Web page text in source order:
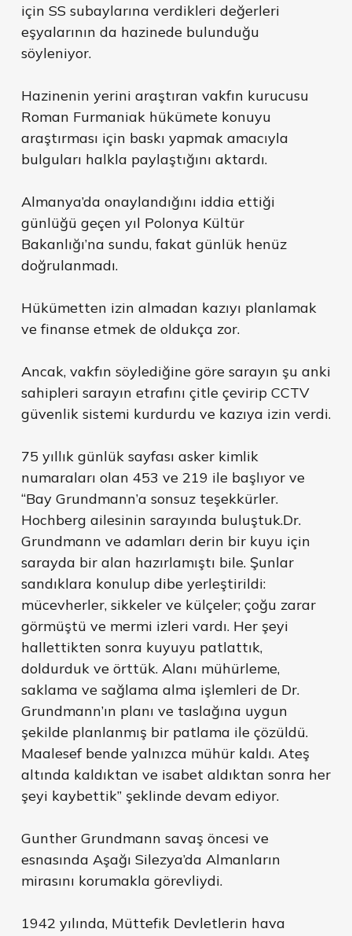
için SS subaylarına verdikleri değerleri
eşyalarının da hazinede bulunduğu
söyleniyor.
Hazinenin yerini araştıran vakfın kurucusu
Roman Furmaniak hükümete konuyu
araştırması için baskı yapmak amacıyla
bulguları halkla paylaştığını aktardı.
Almanya’da onaylandığını iddia ettiği
günlüğü geçen yıl Polonya Kültür
Bakanlığı’na sundu, fakat günlük henüz
doğrulanmadı.
Hükümetten izin almadan kazıyı planlamak
ve finanse etmek de oldukça zor.
Ancak, vakfın söylediğine göre sarayın şu anki
sahipleri sarayın etrafını çitle çevirip CCTV
güvenlik sistemi kurdurdu ve kazıya izin verdi.
75 yıllık günlük sayfası asker kimlik
numaraları olan 453 ve 219 ile başlıyor ve
“Bay Grundmann’a sonsuz teşekkürler.
Hochberg ailesinin sarayında buluştuk.Dr.
Grundmann ve adamları derin bir kuyu için
sarayda bir alan hazırlamıştı bile. Şunlar
sandıklara konulup dibe yerleştirildi:
mücevherler, sikkeler ve külçeler; çoğu zarar
görmüştü ve mermi izleri vardı. Her şeyi
hallettikten sonra kuyuyu patlattık,
doldurduk ve örttük. Alanı mühürleme,
saklama ve sağlama alma işlemleri de Dr.
Grundmann’ın planı ve taslağına uygun
şekilde planlanmış bir patlama ile çözüldü.
Maalesef bende yalnızca mühür kaldı. Ateş
altında kaldıktan ve isabet aldıktan sonra her
şeyi kaybettik” şeklinde devam ediyor.
Gunther Grundmann savaş öncesi ve
esnasında Aşağı Silezya’da Almanların
mirasını korumakla görevliydi.
1942 yılında, Müttefik Devletlerin hava